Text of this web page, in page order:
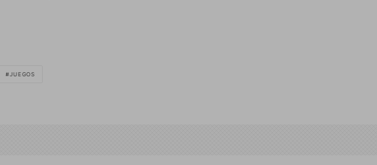
JUEGOS